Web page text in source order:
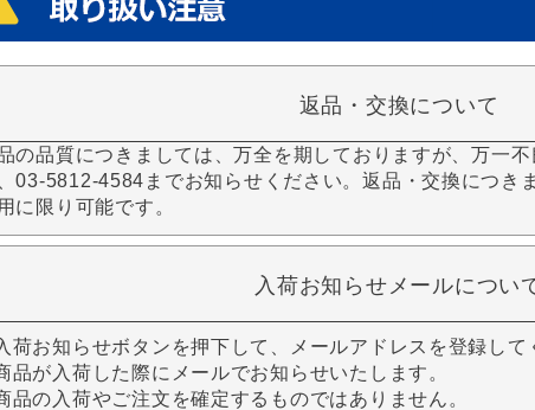
返品・交換について
の品質につきましては、万全を期しておりますが、万一
03-5812-4584までお知らせください。返品・交換につき
に限り可能です。
入荷お知らせメールについ
荷お知らせボタンを押下して、メールアドレスを登録して
品が入荷した際にメールでお知らせいたします。
品の入荷やご注文を確定するものではありません。